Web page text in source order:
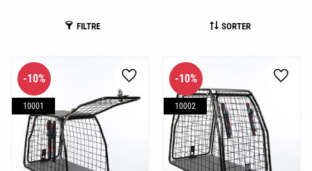
FILTRE SORTER
10%
10001
Gem som favorit
10%
10002
Gem